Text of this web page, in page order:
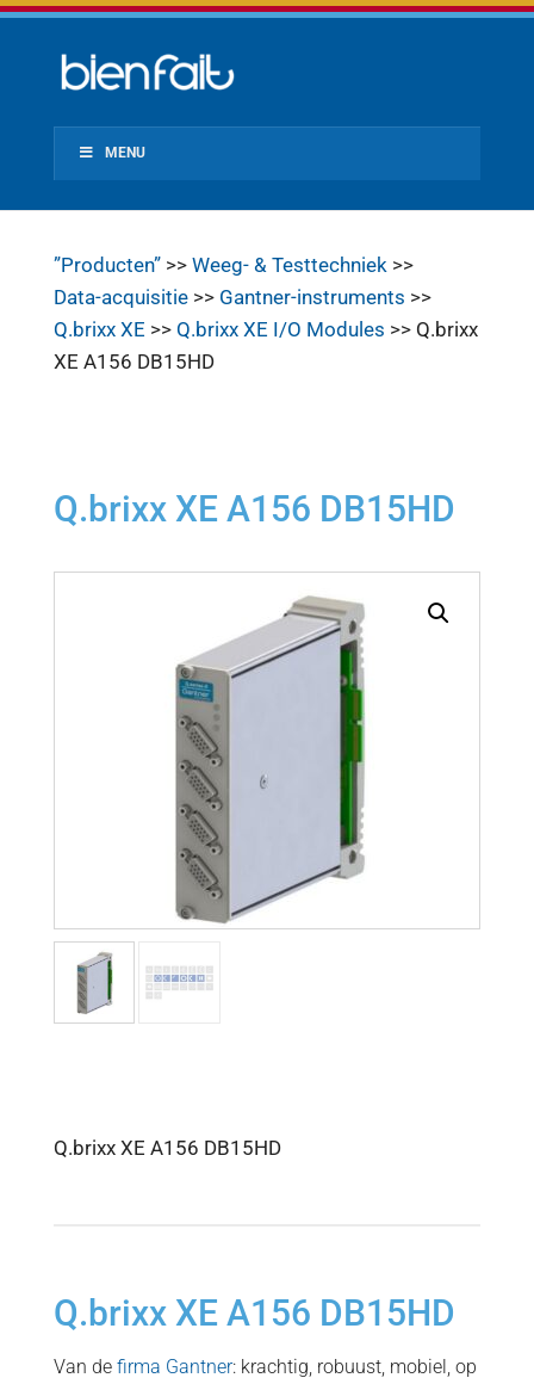
MENU
”Producten”>> Weeg- & Testtechniek>>
Data-acquisitie>> Gantner-instruments >>
Q.brixx XE >> Q.brixx XE I/O Modules >> Q.brixx
XE A156 DB15HD
Q.brixx XE A156 DB15HD
Q.brixx XE A156 DB15HD
Q.brixx XE A156 DB15HD
Van de firma Gantner: krachtig, robuust, mobiel, op